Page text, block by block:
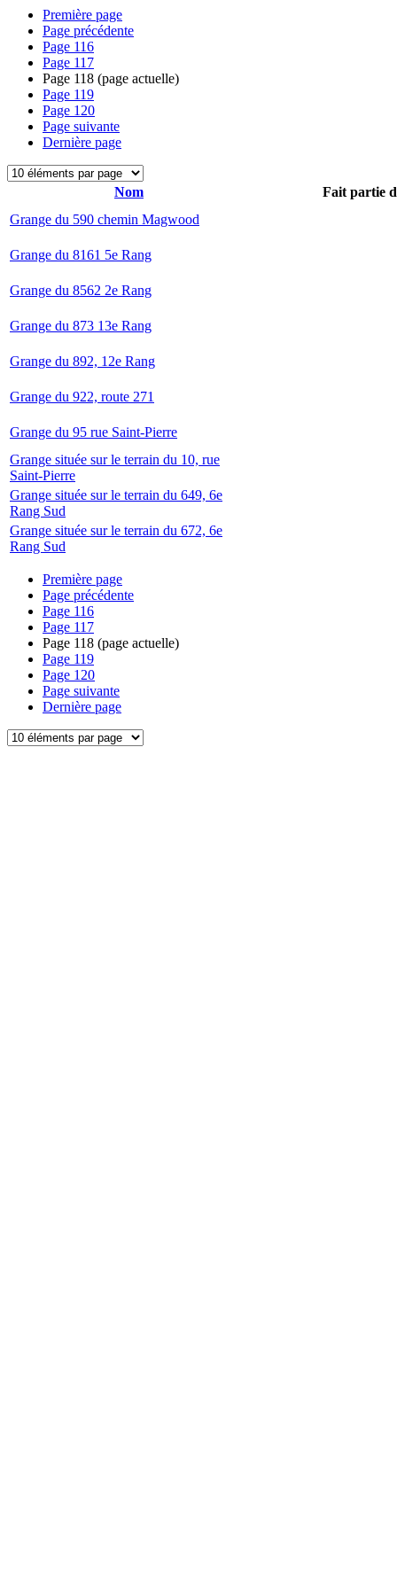
Première page
Page précédente
Page 116
Page 117
Page 118 (page actuelle)
Page 119
Page 120
Page suivante
Dernière page
Nom
Fait partie
Grange du 590 chemin Magwood
Grange du 8161 5e Rang
Grange du 8562 2e Rang
Grange du 873 13e Rang
Grange du 892, 12e Rang
Grange du 922, route 271
Grange du 95 rue Saint-Pierre
Grange située sur le terrain du 10, rue
Saint-Pierre
Grange située sur le terrain du 649, 6e
Rang Sud
Grange située sur le terrain du 672, 6e
Rang Sud
Première page
Page précédente
Page 116
Page 117
Page 118 (page actuelle)
Page 119
Page 120
Page suivante
Dernière page